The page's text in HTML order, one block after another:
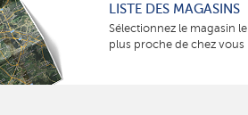
LISTE DES MAGASINS
Sélectionnez le magasin le
plus proche de chez vous